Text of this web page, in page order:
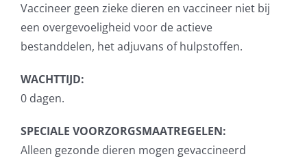
Vaccineer geen zieke dieren en vaccineer niet bij
een overgevoeligheid voor de actieve
bestanddelen, het adjuvans of hulpstoffen.
WACHTTIJD:
0 dagen.
SPECIALE VOORZORGSMAATREGELEN:
Alleen gezonde dieren mogen gevaccineerd